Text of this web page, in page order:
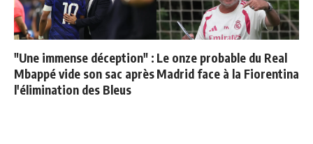
"Une immense déception" :
Mbappé vide son sac après
l'élimination des Bleus
Le onze probable du Real
Madrid face à la Fiorentina